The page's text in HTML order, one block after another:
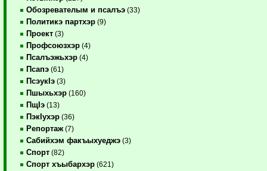
Обозревателым и псалъэ (33)
Политикэ партхэр (9)
Проект (3)
Профсоюзхэр (4)
Псалъэжьхэр (4)
Псапэ (61)
ПсэукIэ (3)
Пшыхьхэр (160)
ПщIэ (13)
ПэкIухэр (36)
Репортаж (7)
Сабийхэм факъыхуеджэ (3)
Спорт (82)
Спорт хъыбархэр (621)